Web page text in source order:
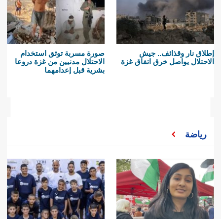
إطلاق نار وقذائف.. جيش
الاحتلال يواصل خرق اتفاق غزة
صورة مسربة توثق استخدام
الاحتلال مدنيين من غزة دروعا
بشرية قبل إعدامهما
رياضة